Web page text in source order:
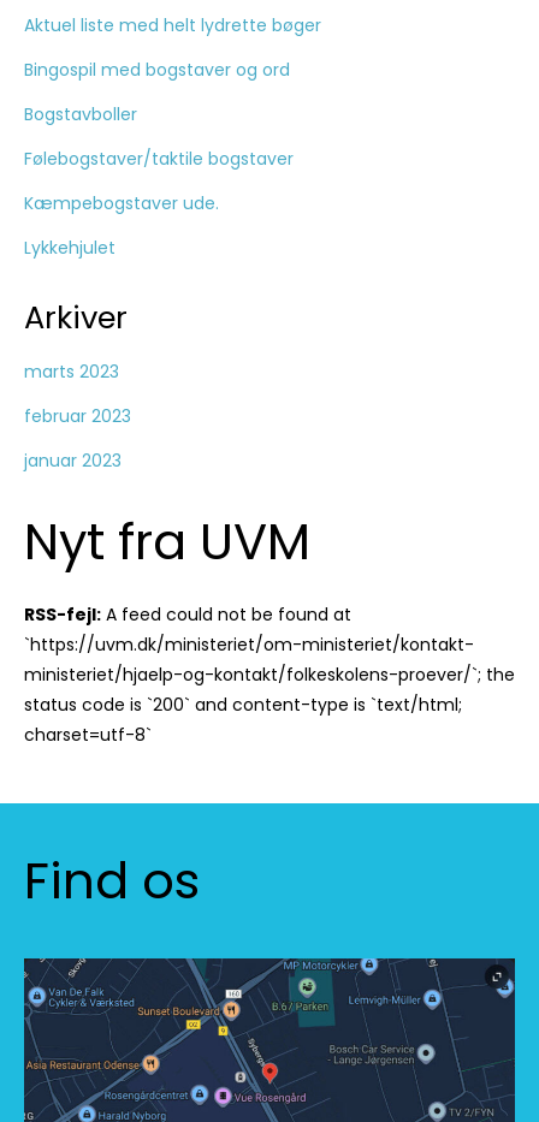
Aktuel liste med helt lydrette bøger
Bingospil med bogstaver og ord
Bogstavboller
Følebogstaver/taktile bogstaver
Kæmpebogstaver ude.
Lykkehjulet
Arkiver
marts 2023
februar 2023
januar 2023
Nyt fra UVM
RSS-fejl: A feed could not be found at
`https://uvm.dk/ministeriet/om-ministeriet/kontakt-
ministeriet/hjaelp-og-kontakt/folkeskolens-proever/`; the
status code is `200` and content-type is `text/html;
charset=utf-8`
Find os